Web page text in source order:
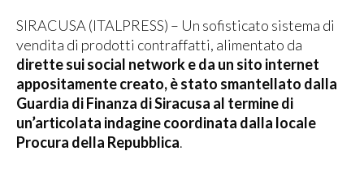
SIRACUSA (ITALPRESS) – Un sofisticato sistema di
vendita di prodotti contraffatti, alimentato da
dirette sui social network e da un sito internet
appositamente creato, è stato smantellato dalla
Guardia di Finanza di Siracusa al termine di
un’articolata indagine coordinata dalla locale
Procura della Repubblica.